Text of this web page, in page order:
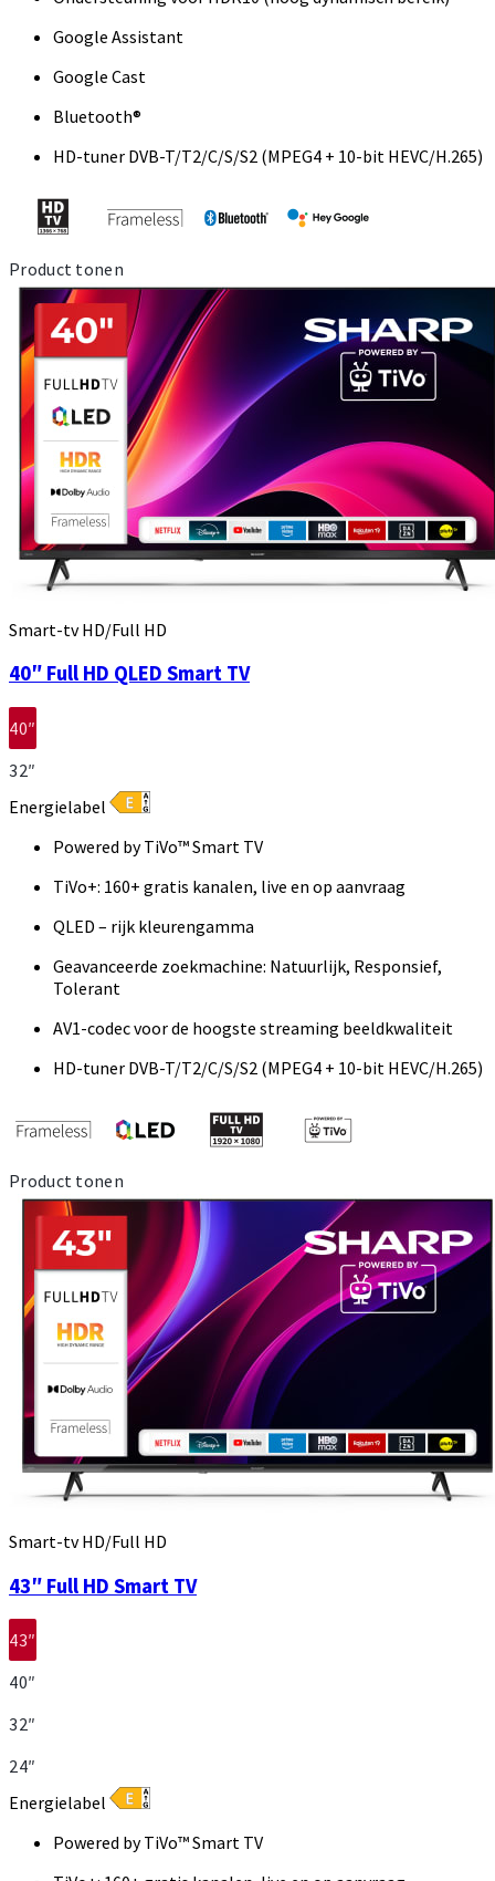
Google Assistant
Google Cast
Bluetooth®
HD-tuner DVB-T/T2/C/S/S2 (MPEG4 + 10-bit HEVC/H.265)
Product tonen
Smart-tv HD/Full HD
40″ Full HD QLED Smart TV
40″
32″
Energielabel
Powered by TiVo™ Smart TV
TiVo+: 160+ gratis kanalen, live en op aanvraag
QLED – rijk kleurengamma
Geavanceerde zoekmachine: Natuurlijk, Responsief,
Tolerant
AV1-codec voor de hoogste streaming beeldkwaliteit
HD-tuner DVB-T/T2/C/S/S2 (MPEG4 + 10-bit HEVC/H.265)
Product tonen
Smart-tv HD/Full HD
43″ Full HD Smart TV
43″
40″
32″
24″
Energielabel
Powered by TiVo™ Smart TV